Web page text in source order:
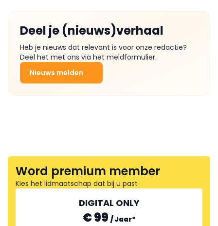
Deel je (nieuws)verhaal
Heb je nieuws dat relevant is voor onze redactie?
Deel het met ons via het meldformulier.
Nieuws melden
Word premium member
Kies het lidmaatschap dat bij u past
DIGITAL ONLY
€ 99 /Jaar*